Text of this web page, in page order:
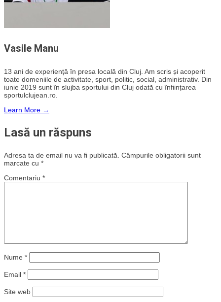
Vasile Manu
13 ani de experiență în presa locală din Cluj. Am scris și acoperit
toate domeniile de activitate, sport, politic, social, administrativ. Din
iunie 2019 sunt în slujba sportului din Cluj odată cu înființarea
sportulclujean.ro.
Learn More →
Lasă un răspuns
Adresa ta de email nu va fi publicată. Câmpurile obligatorii sunt
marcate cu *
Comentariu *
Nume *
Email *
Site web